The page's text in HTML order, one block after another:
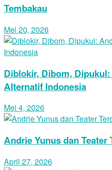
Tembakau
Mei 20, 2026
Diblokir, Dibom,
Alternatif Indonesia
Mei 4, 2026
Andrie Yunus dan Teater
April 27, 2026